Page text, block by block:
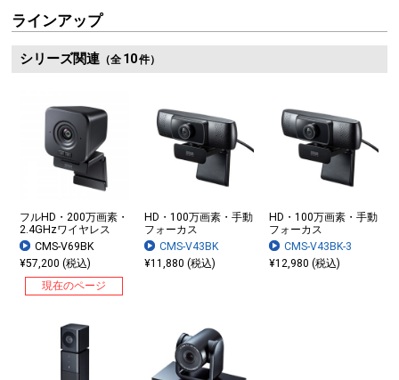
上下左右にレンズを動かせる
ラインアップ
シリーズ関連（全 10件）
フルHD・200万画素・
2.4GHzワイヤレス
CMS-V69BK
¥57,200 (税込)
現在のページ
HD・100万画素・手動
フォーカス
CMS-V43BK
¥11,880 (税込)
HD・100万画素・手動
フォーカス
CMS-V43BK-3
¥12,980 (税込)